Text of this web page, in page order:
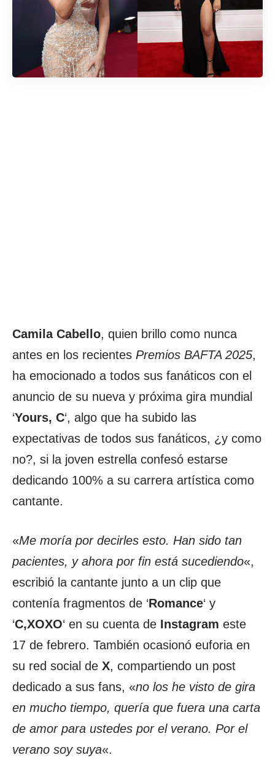
Camila Cabello, quien brillo como nunca
antes en los recientes Premios BAFTA 2025,
ha emocionado a todos sus fanáticos con el
anuncio de su nueva y próxima gira mundial
‘Yours, C‘, algo que ha subido las
expectativas de todos sus fanáticos, ¿y como
no?, si la joven estrella confesó estarse
dedicando 100% a su carrera artística como
cantante.
«Me moría por decirles esto. Han sido tan
pacientes, y ahora por fin está sucediendo«,
escribió la cantante junto a un clip que
contenía fragmentos de ‘Romance‘ y
‘C,XOXO‘ en su cuenta de Instagram este
17 de febrero. También ocasionó euforia en
su red social de X, compartiendo un post
dedicado a sus fans, «no los he visto de gira
en mucho tiempo, quería que fuera una carta
de amor para ustedes por el verano. Por el
verano soy suya«.